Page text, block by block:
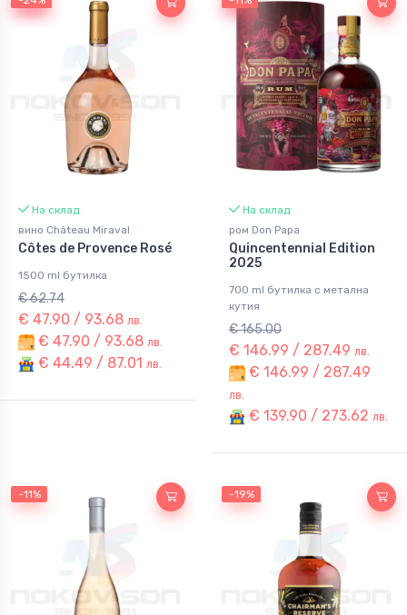
На склад
вино Château Miraval
Côtes de Provence Rosé
1500 ml бутилка
€ 62.74
€ 47.90 / 93.68 лв.
€ 47.90 / 93.68 лв.
€ 44.49 / 87.01 лв.
На склад
ром Don Papa
Quincentennial Edition
2025
700 ml бутилка с метална
кутия
€ 165.00
€ 146.99 / 287.49 лв.
€ 146.99 / 287.49
лв.
€ 139.90 / 273.62 лв.
-11% -19%